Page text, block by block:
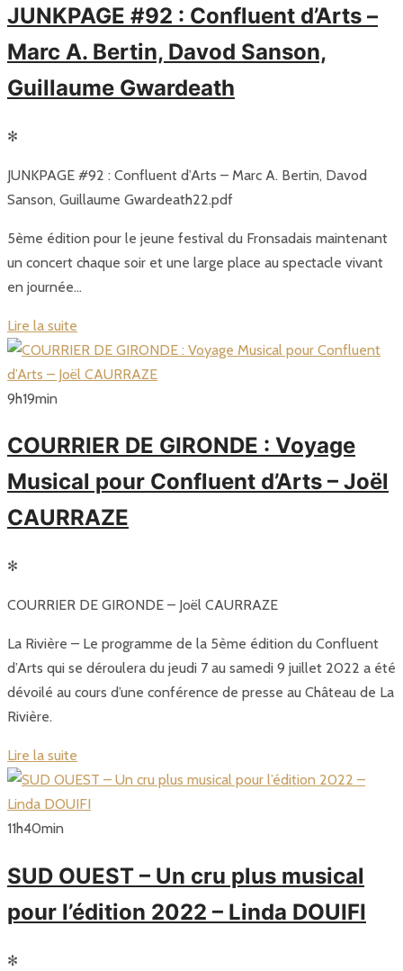
JUNKPAGE #92 : Confluent d’Arts –
Marc A. Bertin, Davod Sanson,
Guillaume Gwardeath
✻
JUNKPAGE #92 : Confluent d’Arts – Marc A. Bertin, Davod
Sanson, Guillaume Gwardeath22.pdf
5ème édition pour le jeune festival du Fronsadais maintenant
un concert chaque soir et une large place au spectacle vivant
en journée…
Lire la suite
9h19min
COURRIER DE GIRONDE : Voyage
Musical pour Confluent d’Arts – Joël
CAURRAZE
✻
COURRIER DE GIRONDE – Joël CAURRAZE
La Rivière – Le programme de la 5ème édition du Confluent
d’Arts qui se déroulera du jeudi 7 au samedi 9 juillet 2022 a été
dévoilé au cours d’une conférence de presse au Château de La
Rivière.
Lire la suite
11h40min
SUD OUEST – Un cru plus musical
pour l’édition 2022 – Linda DOUIFI
✻